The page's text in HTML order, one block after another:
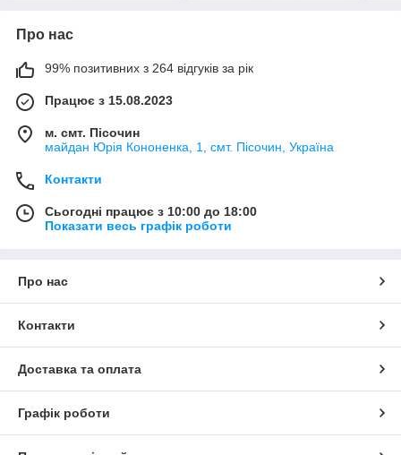
Про нас
99% позитивних з 264 відгуків за рік
Працює з 15.08.2023
м. смт. Пісочин
майдан Юрія Кононенка, 1, смт. Пісочин, Україна
Контакти
Сьогодні працює з 10:00 до 18:00
Показати весь графік роботи
Про нас
Контакти
Доставка та оплата
Графік роботи